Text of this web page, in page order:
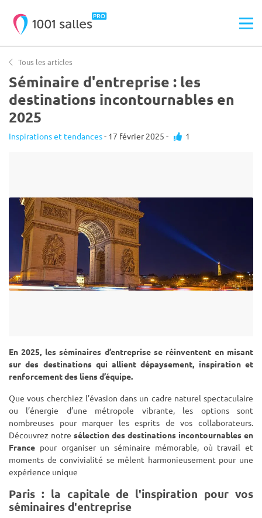
Tous les articles
Séminaire d'entreprise : les
destinations incontournables en
2025
Inspirations et tendances- 17 février 2025 - 1
En 2025, les séminaires d’entreprise se réinventent en misant
sur des destinations qui allient dépaysement, inspiration et
renforcement des liens d’équipe.
Que vous cherchiez l’évasion dans un cadre naturel spectaculaire
ou l’énergie d’une métropole vibrante, les options sont
nombreuses pour marquer les esprits de vos collaborateurs.
Découvrez notre sélection des destinations incontournables en
France pour organiser un séminaire mémorable, où travail et
moments de convivialité se mêlent harmonieusement pour une
expérience unique
Paris : la capitale de l'inspiration pour vos
séminaires d'entreprise